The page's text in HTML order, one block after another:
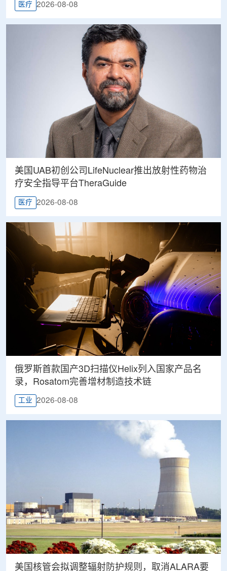
医疗 2026-08-08
美国UAB初创公司LifeNuclear推出放射性药物治
疗安全指导平台TheraGuide
医疗 2026-08-08
俄罗斯首款国产3D扫描仪Helix列入国家产品名
录，Rosatom完善增材制造技术链
工业 2026-08-08
美国核管会拟调整辐射防护规则，取消ALARA要